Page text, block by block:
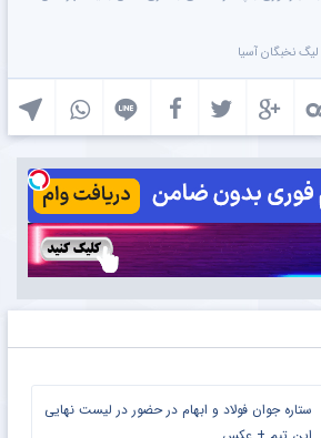
لیگ نخبگان آسیا
ستاره جوان فولاد و ابهام در حضور در لیست نهایی